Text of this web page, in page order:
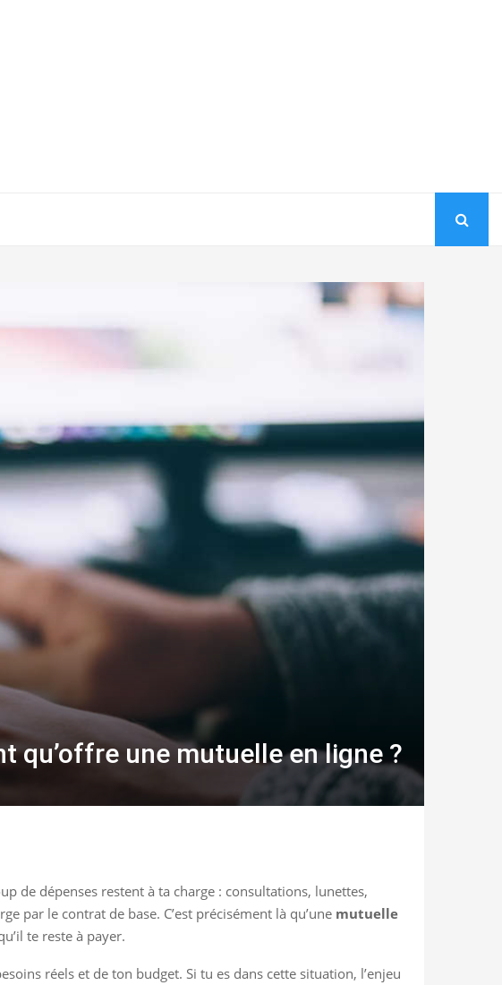
qu’offre une mutuelle en ligne ?
de dépenses restent à ta charge : consultations, lunettes,
par le contrat de base. C’est précisément là qu’une mutuelle
te reste à payer.
réels et de ton budget. Si tu es dans cette situation, l’enjeu